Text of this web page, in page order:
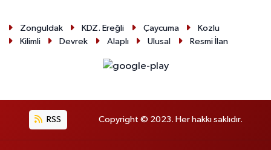
Zonguldak KDZ. Ereğli Çaycuma
Kozlu
Kilimli
Devrek Alaplı Ulusal Resmi İlan
RSS Copyright © 2023. Her hakkı saklıdır.